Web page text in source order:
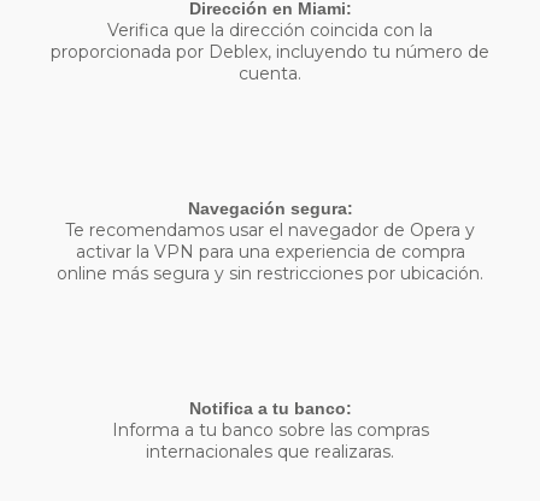
Dirección en Miami:
Verifica que la dirección coincida con la
proporcionada por Deblex, incluyendo tu número de
cuenta.
Navegación segura:
Te recomendamos usar el navegador de Opera y
activar la VPN para una experiencia de compra
online más segura y sin restricciones por ubicación.
Notifica a tu banco:
Informa a tu banco sobre las compras
internacionales que realizaras.